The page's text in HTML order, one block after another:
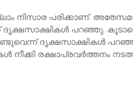
നിസാര പരിക്കാണ്.
ദൃക്ഷസാക്ഷികൾ പറഞ്ഞു.
ദൃക്ഷസാക്ഷികൾ
രക്ഷാപ്രവർത്തനം